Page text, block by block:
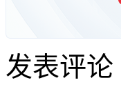
发表评论